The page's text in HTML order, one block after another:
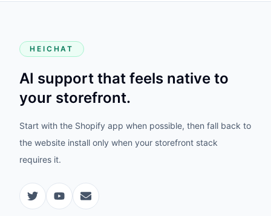
HEICHAT
AI support that feels native to
your storefront.
Start with the Shopify app when possible, then fall back to
the website install only when your storefront stack
requires it.